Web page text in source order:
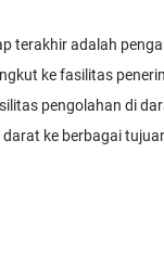
terakhir adalah
ke fasilitas
pengolahan di
ke berbagai